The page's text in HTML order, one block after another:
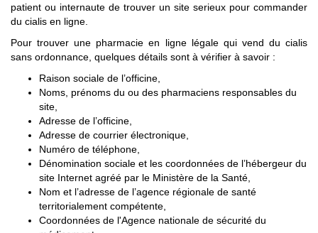
patient ou internaute de trouver un site serieux pour commander
du cialis en ligne.
Pour trouver une pharmacie en ligne légale qui vend du cialis
sans ordonnance, quelques détails sont à vérifier à savoir :
Raison sociale de l’officine,
Noms, prénoms du ou des pharmaciens responsables du
site,
Adresse de l’officine,
Adresse de courrier électronique,
Numéro de téléphone,
Dénomination sociale et les coordonnées de l’hébergeur du
site Internet agréé par le Ministère de la Santé,
Nom et l’adresse de l’agence régionale de santé
territorialement compétente,
Coordonnées de l'Agence nationale de sécurité du